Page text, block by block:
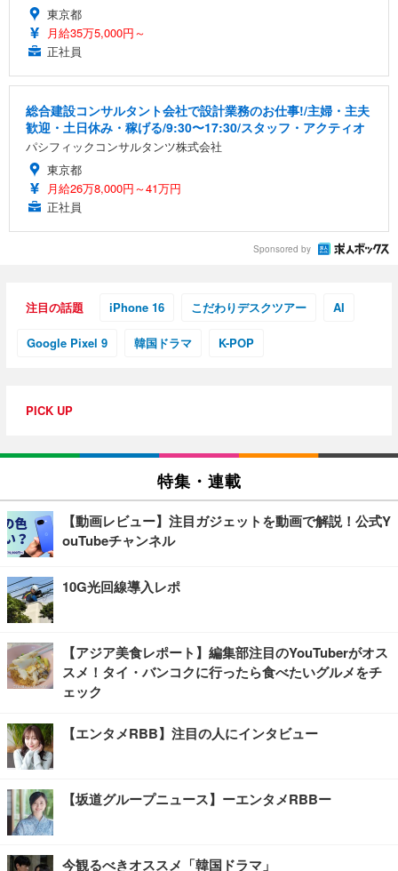
東京都
月給35万5,000円～
正社員
総合建設コンサルタント会社で設計業務のお仕事!/主婦・主夫
歓迎・土日休み・稼げる/9:30〜17:30/スタッフ・アクティオ
パシフィックコンサルタンツ株式会社
東京都
月給26万8,000円～41万円
正社員
Sponsored by
注目の話題 iPhone 16 こだわりデスクツアー AI
Google Pixel 9 韓国ドラマ K-POP
PICK UP
特集・連載
【動画レビュー】注目ガジェットを動画で解説！公式Y
ouTubeチャンネル
10G光回線導入レポ
【アジア美食レポート】編集部注目のYouTuberがオス
スメ！タイ・バンコクに行ったら食べたいグルメをチ
ェック
【エンタメRBB】注目の人にインタビュー
【坂道グループニュース】ーエンタメRBBー
今観るべきオススメ「韓国ドラマ」